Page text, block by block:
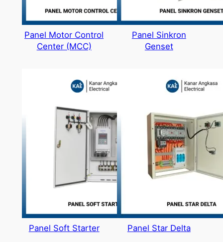
Panel Motor Control
Center (MCC)
Panel Sinkron
Genset
Panel Soft Starter Panel Star Delta